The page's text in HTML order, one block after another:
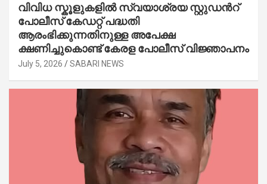
വിവിധ സ്കൂളുകളില്‍ സ്വയാശ്രയ സ്റ്റുഡന്‍റ്
പോലീസ് കേഡറ്റ് പദ്ധതി
ആരംഭിക്കുന്നതിനുള്ള അപേക്ഷ
ക്ഷണിച്ചുകൊണ്ട് കേരള പോലീസ് വിജ്ഞാപനം
July 5, 2026 SABARI NEWS